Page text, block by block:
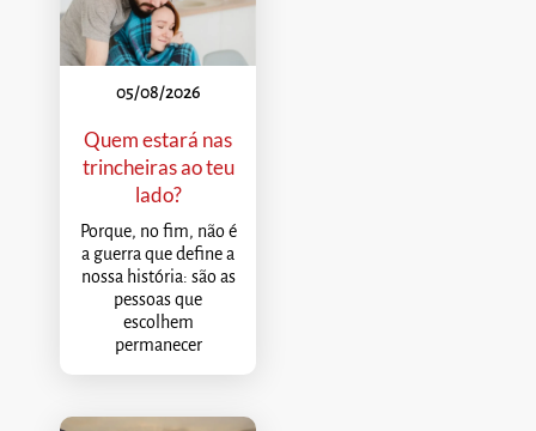
05/08/2026
Quem estará nas
trincheiras ao teu
lado?
Porque, no fim, não é
a guerra que define a
nossa história: são as
pessoas que
escolhem
permanecer